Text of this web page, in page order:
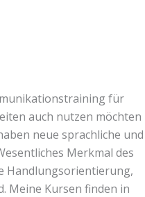
für
auch nutzen möchten
neue sprachliche und
Merkmal des
Handlungsorientierung,
Meine Kursen finden in